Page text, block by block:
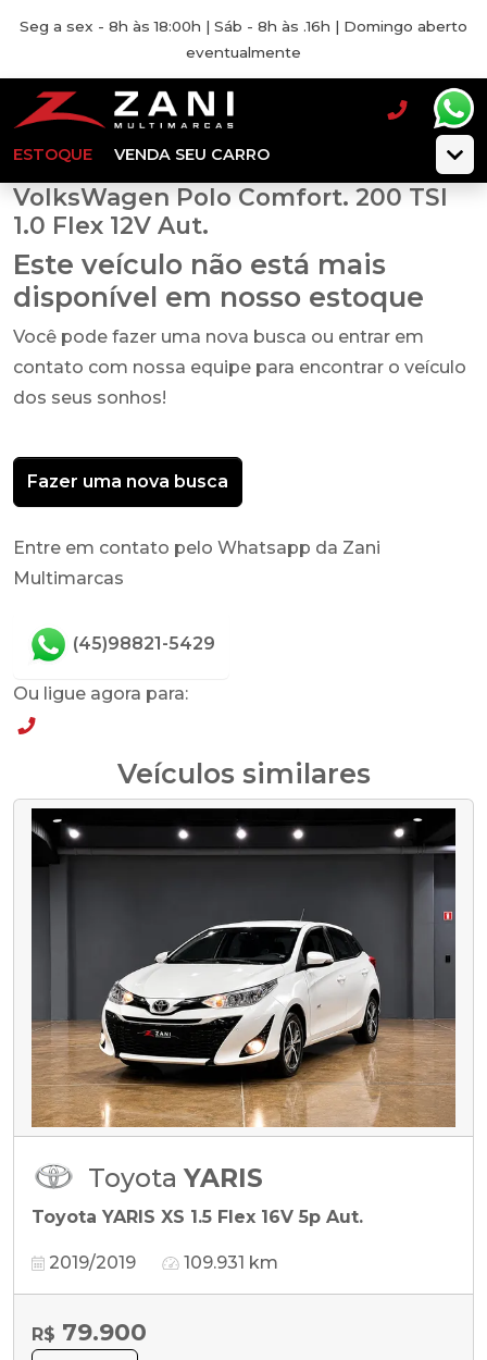
Seg a sex - 8h às 18:00h | Sáb - 8h às .16h | Domingo aberto
eventualmente
ESTOQUE VENDA SEU CARRO
VolksWagen Polo Comfort. 200 TSI
1.0 Flex 12V Aut.
Este veículo não está mais
disponível em nosso estoque
Você pode fazer uma nova busca ou entrar em
contato com nossa equipe para encontrar o veículo
dos seus sonhos!
Fazer uma nova busca
Entre em contato pelo Whatsapp da Zani
Multimarcas
(45)98821-5429
Ou ligue agora para:
Veículos similares
Toyota YARIS
Toyota YARIS XS 1.5 Flex 16V 5p Aut.
2019/2019 109.931 km
R$ 79.900